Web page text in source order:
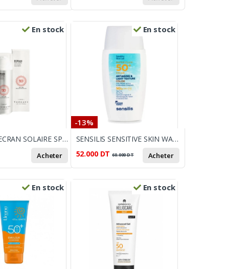
En stock
THERAPY ECRAN SOLAIRE SPF50 50ml
Acheter
En stock
-13%
SENSILIS SENSITIVE SKIN WATER FLUID TEINTE SPF50+ 40ML
52.000 DT 60.000DT Acheter
En stock En stock